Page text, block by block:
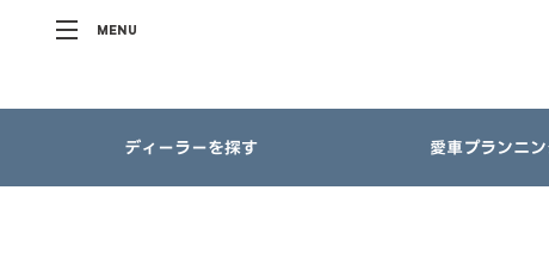
MENU
ディーラーを探す 愛車プランニ